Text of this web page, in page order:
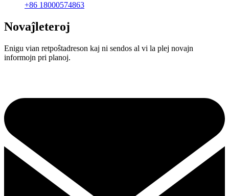
+86 18000574863
Novaĵleteroj
Enigu vian retpoŝtadreson kaj ni sendos al vi la plej novajn
informojn pri planoj.